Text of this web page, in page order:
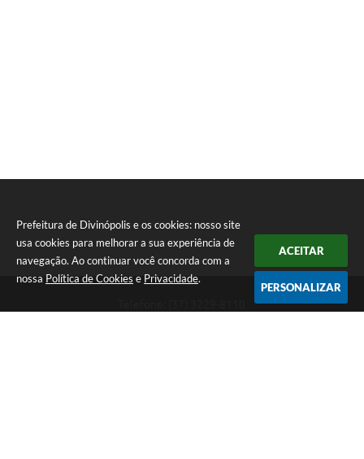
Prefeitura de Divinópolis e os cookies: nosso site
usa cookies para melhorar a sua experiência de
navegação. Ao continuar você concorda com a
nossa Política de Cookies e Privacidade.
ACEITAR
PERSONALIZAR